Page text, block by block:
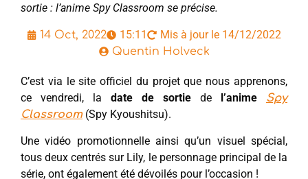
sortie : l’anime Spy Classroom se précise.
14 Oct, 2022 15:11 Mis à jour le 14/12/2022
Quentin Holveck
C’est via le site officiel du projet que nous apprenons,
ce vendredi, la date de sortie de l’anime Spy
Classroom(Spy Kyoushitsu).
Une vidéo promotionnelle ainsi qu’un visuel spécial,
tous deux centrés sur Lily, le personnage principal de la
série, ont également été dévoilés pour l’occasion !